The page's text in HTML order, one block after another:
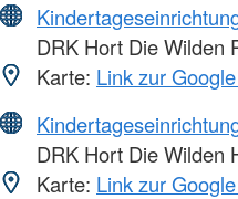
DRK Hort Die Wilden
Karte: Link zur
DRK Hort Die Wilden
Karte: Link zur